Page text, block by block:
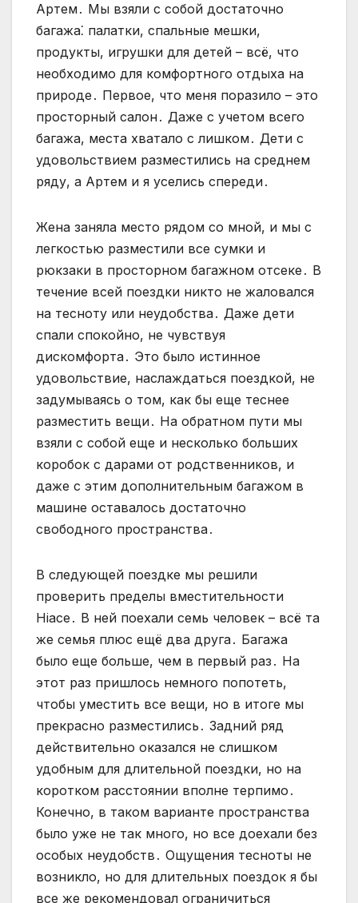
Артем․ Мы взяли с собой достаточно
багажа⁚ палатки, спальные мешки,
продукты, игрушки для детей – всё, что
необходимо для комфортного отдыха на
природе․ Первое, что меня поразило – это
просторный салон․ Даже с учетом всего
багажа, места хватало с лишком․ Дети с
удовольствием разместились на среднем
ряду, а Артем и я уселись спереди․
Жена заняла место рядом со мной, и мы с
легкостью разместили все сумки и
рюкзаки в просторном багажном отсеке․ В
течение всей поездки никто не жаловался
на тесноту или неудобства․ Даже дети
спали спокойно, не чувствуя
дискомфорта․ Это было истинное
удовольствие, наслаждаться поездкой, не
задумываясь о том, как бы еще теснее
разместить вещи․ На обратном пути мы
взяли с собой еще и несколько больших
коробок с дарами от родственников, и
даже с этим дополнительным багажом в
машине оставалось достаточно
свободного пространства․
В следующей поездке мы решили
проверить пределы вместительности
Hiace․ В ней поехали семь человек – всё та
же семья плюс ещё два друга․ Багажа
было еще больше, чем в первый раз․ На
этот раз пришлось немного попотеть,
чтобы уместить все вещи, но в итоге мы
прекрасно разместились․ Задний ряд
действительно оказался не слишком
удобным для длительной поездки, но на
коротком расстоянии вполне терпимо․
Конечно, в таком варианте пространства
было уже не так много, но все доехали без
особых неудобств․ Ощущения тесноты не
возникло, но для длительных поездок я бы
все же рекомендовал ограничиться